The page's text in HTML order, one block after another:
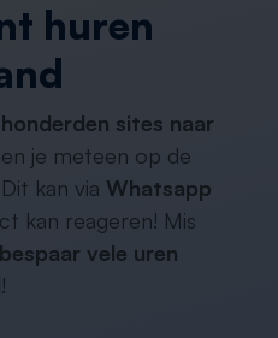
huren
honderden sites naar
je meteen op de
kan via Whatsapp
kan reageren! Mis
bespaar vele uren
!